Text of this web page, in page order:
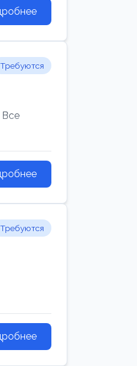
Требуются
Все
Требуются